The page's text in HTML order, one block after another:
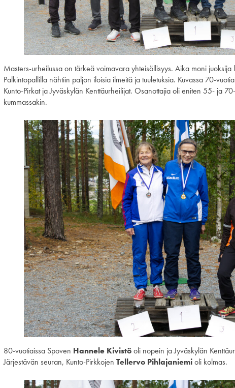
Masters-urheilussa on tärkeä voimavara yhteisöllisyys. Aika moni
Palkintopallilla nähtiin paljon iloisia ilmeitä ja tuuletuksia. Kuvassa 70-
Kunto-Pirkat ja Jyväskylän Kenttäurheilijat. Osanottajia oli eniten 55- ja
kummassakin.
80-vuotiaissa Spoven Hannele Kivistöoli nopein ja Jyväskylän
Järjestävän seuran, Kunto-Pirkkojen Tellervo Pihlajaniemioli kolmas.